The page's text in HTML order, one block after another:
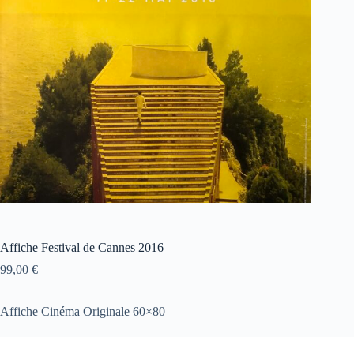
Affiche Festival de Cannes 2016
99,00 €
Affiche Cinéma Originale 60×80